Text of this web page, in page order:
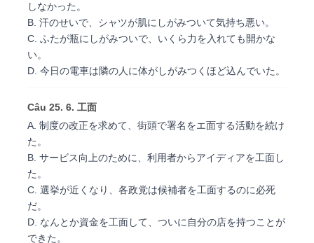
しなかった。
B. 汗のせいで、シャツが肌にしがみついて気持ち悪い。
C. ふたが瓶にしがみついで、いくら力を入れても開かな
い。
D. 今日の電車は隣の人に体がしがみつくほど込んでいた。
Câu 25. 6. 工面
A. 制度の改正を求めて、街頭で署名をエ面する活動を続け
た。
B. サービス向上のために、利用者からアイディアを工面し
た。
C. 選挙が近くなり、各政党は候補者を工面するのに必死
だ。
D. なんとか資金を工面して、ついに自分の店を持つことが
できた。